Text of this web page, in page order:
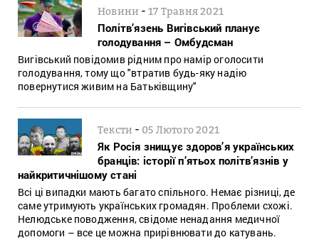
Новини -17 Травня 2021
Політв’язень Вигівський планує
голодування – Омбудсман
Вигівський повідомив рідним про намір оголосити
голодування, тому що "втратив будь-яку надію
повернутися живим на Батьківщину"
Тексти - 05 Лютого 2021
Як Росія знищує здоров’я українських
бранців: історії п’ятьох політв’язнів у
найкритичнішому стані
Всі ці випадки мають багато спільного. Немає різниці, де
саме утримують українських громадян. Проблеми схожі.
Нелюдське поводження, свідоме ненадання медичної
допомоги – все це можна прирівнювати до катувань.